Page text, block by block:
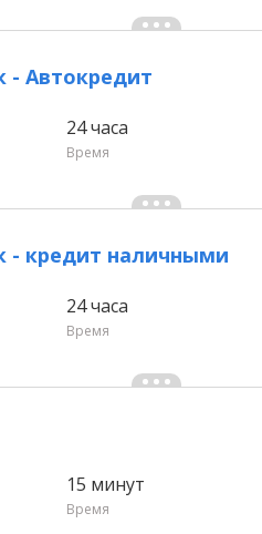
- Автокредит
24 часа
Время
- кредит наличными
24 часа
Время
15 минут
Время